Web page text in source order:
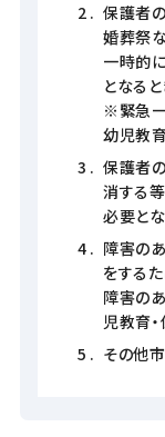
保護者の
婚葬祭
一時的
となると
※緊急
幼児教
保護者
消する
必要と
障害の
をする
障害の
児教育
その他